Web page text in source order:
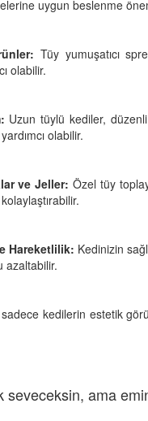
uygun beslenme
Tüy yumuşatıcı
olabilir.
Uzun tüylü kediler,
olabilir.
ve Jeller: Özel tüy
Hareketlilik: Kedinizin
azaltabilir.
kedilerin estetik
seveceksin, ama